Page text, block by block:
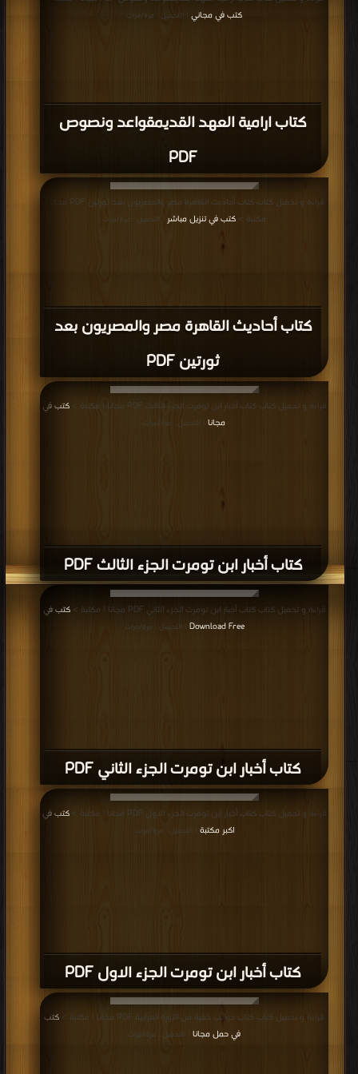
كتاب ارامية العهد القديمقواعد ونصوص
PDF
كتب في مجاني
كتاب أحاديث القاهرة مصر والمصريون بعد
ثورتين PDF
مكتبة >
كتب في تنزيل مباشر
كتاب أخبار ابن تومرت الجزء الثالث PDF
قراءة و تحميل كتاب كتاب أخبار ابن تومرت الجزء الثالث PDF مجانا | مكتبة >
مجانا
كتاب أخبار ابن تومرت الجزء الثاني PDF
قراءة و تحميل كتاب كتاب أخبار ابن تومرت الجزء الثاني PDF مجانا | مكتبة >
Download Free
| التحميل : مرة/مرات
كتاب أخبار ابن تومرت الجزء الاول PDF
قراءة و تحميل كتاب كتاب أخبار ابن تومرت الجزء الاول PDF مجانا | مكتبة >
اكبر مكتبة
قراءة و تحميل كتاب كتاب جوانب خفية من الثورة العرابية PDF مجانا | مكتبة >
في حمل مجانا
| التحميل : مرة/مرات